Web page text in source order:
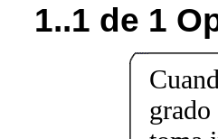
1..1 de 1